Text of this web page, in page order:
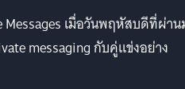
Messages เมื่อวันพฤหัสบดีที่ผ่า
messaging กับคู่แข่งอย่าง